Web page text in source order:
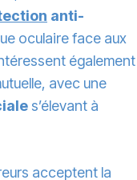
anti-
oculaire face aux
également
avec une
s’élevant à
acceptent la